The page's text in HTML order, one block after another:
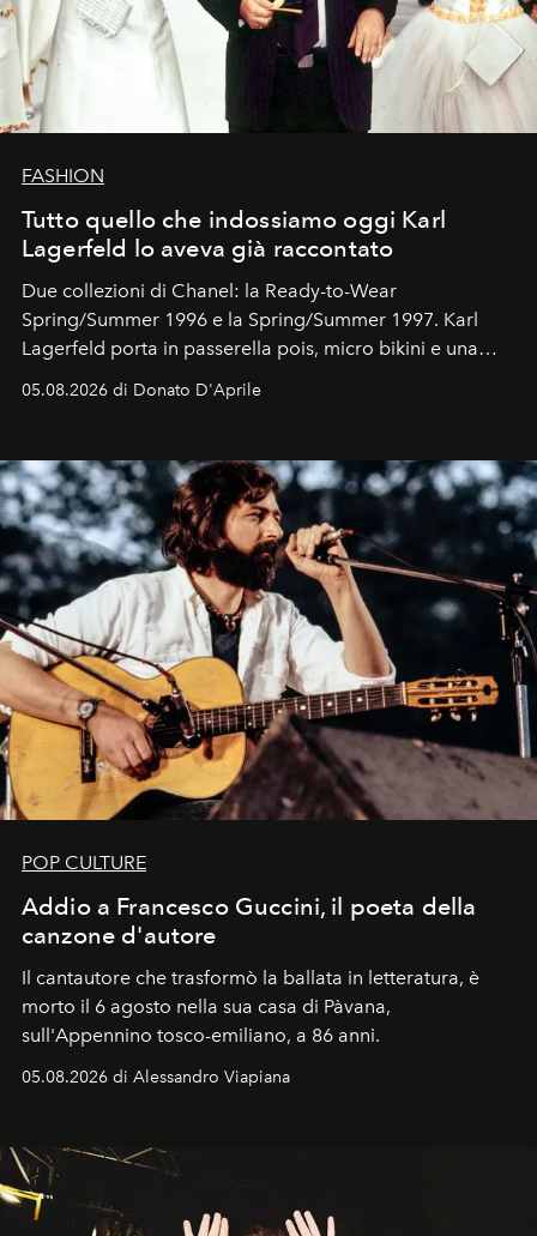
FASHION
Tutto quello che indossiamo oggi Karl
Lagerfeld lo aveva già raccontato
Due collezioni di Chanel: la Ready-to-Wear
Spring/Summer 1996 e la Spring/Summer 1997. Karl
Lagerfeld porta in passerella pois, micro bikini e una
logomania pensata per la spiaggia
Kate, Claudia e Carla una dietro l'altra. Trent'anni dopo,
uno dei documenti più contemporanei che abbiamo.
05.08.2026 di Donato D'Aprile
POP CULTURE
Addio a Francesco Guccini, il poeta della
canzone d'autore
Il cantautore che trasformò la ballata in letteratura, è
morto il 6 agosto nella sua casa di Pàvana,
sull'Appennino tosco-emiliano, a 86 anni.
05.08.2026 di Alessandro Viapiana